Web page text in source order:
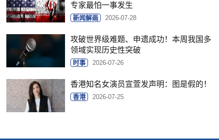
专家最怕一事发生
新闻解画 2026-07-28
攻破世界级难题、申遗成功！本周我国多
领域实现历史性突破
时事 2026-07-26
香港知名女演员宣萱发声明：图是假的！
香港 2026-07-25